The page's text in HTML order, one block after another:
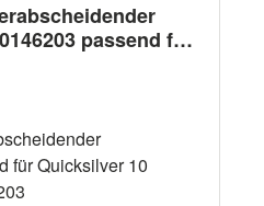
passend für
für Quicksilver 10